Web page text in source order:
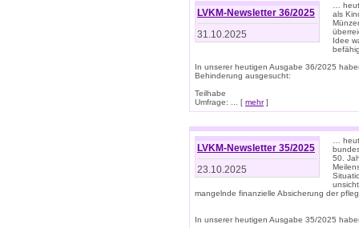
LVKM-Newsletter 36/2025
31.10.2025
…
als
Idee
In unserer heutigen Ausgabe 36/2025
Behinderung ausgesucht:
Teilhabe
Umfrage: ... [ mehr]
LVKM-Newsletter 35/2025
23.10.2025
…
50.
mangelnde finanzielle Absicherung der
In unserer heutigen Ausgabe 35/2025